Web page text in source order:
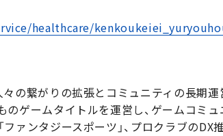
healthcare/
の繋がりの拡張とコミュニティの長期
ゲームタイトルを運営し、ゲームコミ
ァンタジースポーツ」、プロクラブのDX